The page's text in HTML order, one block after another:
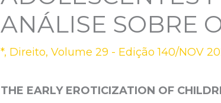
ANÁLISE SOBRE
*, Direito,Volume 29 - Edição 140/NOV
THE EARLY EROTICIZATION OF